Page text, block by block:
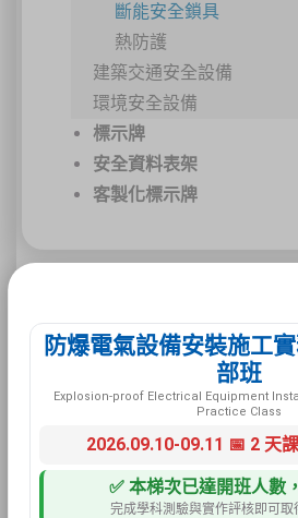
斷能安全鎖具
熱防護
建築交通安全設備
環境安全設備
標示牌
安全資料表架
客製化標示牌
497A 警
防爆電氣設備安裝施工
部班
Explosion-proof Electrical Equipment
Practice Class
2026.09.10-09.11 📅 2 天
✅ 本梯次已達開班人數
完成學科測驗與實作評核即可取